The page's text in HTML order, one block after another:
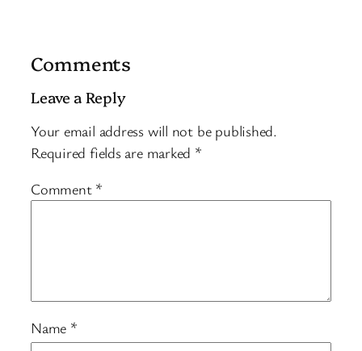
Comments
Leave a Reply
Your email address will not be published.
Required fields are marked *
Comment *
Name *